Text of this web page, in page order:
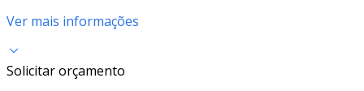
Ver mais informações
Solicitar orçamento